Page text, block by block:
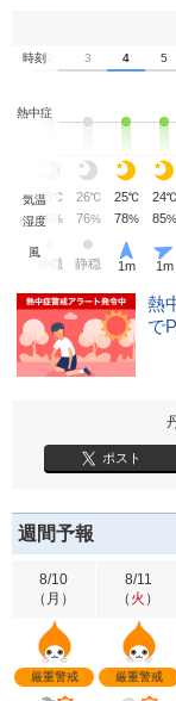
時刻 3 4 5
熱中症
気温
℃ 26 ℃ 26℃ 25℃ 24℃
湿度
% 75 % 76% 78% 85%
風
静穏 静穏 1m 1m
熱
で
ポスト
週間予報
8/10
（ 月 ）
厳重警戒
8/11
（ 火 ）
厳重警戒